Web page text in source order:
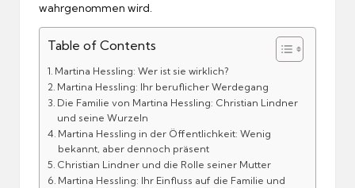
wahrgenommen wird.
Table of Contents
Martina Hessling: Wer ist sie wirklich?
Martina Hessling: Ihr beruflicher Werdegang
Die Familie von Martina Hessling: Christian Lindner
und seine Wurzeln
Martina Hessling in der Öffentlichkeit: Wenig
bekannt, aber dennoch präsent
Christian Lindner und die Rolle seiner Mutter
Martina Hessling: Ihr Einfluss auf die Familie und